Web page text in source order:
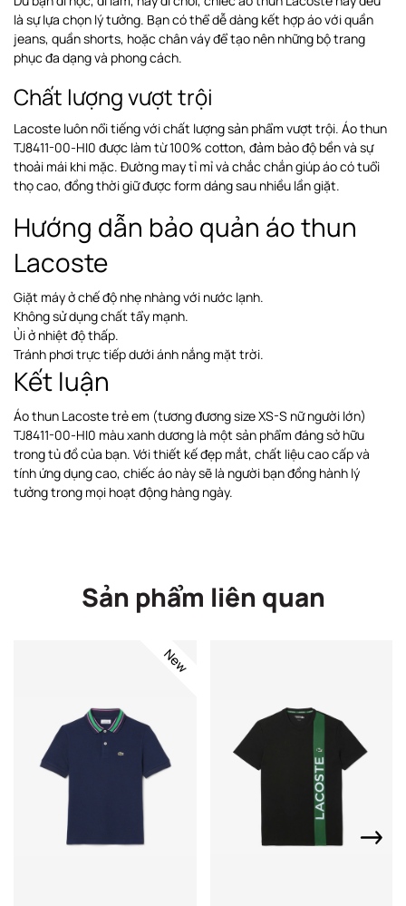
là sự lựa chọn lý tưởng. Bạn có thể dễ dàng kết hợp áo với quần
jeans, quần shorts, hoặc chân váy để tạo nên những bộ trang
phục đa dạng và phong cách.
Chất lượng vượt trội
Lacoste luôn nổi tiếng với chất lượng sản phẩm vượt trội. Áo thun
TJ8411-00-HI0 được làm từ 100% cotton, đảm bảo độ bền và sự
thoải mái khi mặc. Đường may tỉ mỉ và chắc chắn giúp áo có tuổi
thọ cao, đồng thời giữ được form dáng sau nhiều lần giặt.
Hướng dẫn bảo quản áo thun
Lacoste
Giặt máy ở chế độ nhẹ nhàng với nước lạnh.
Không sử dụng chất tẩy mạnh.
Ủi ở nhiệt độ thấp.
Tránh phơi trực tiếp dưới ánh nắng mặt trời.
Kết luận
Áo thun Lacoste trẻ em (tương đương size XS-S nữ người lớn)
TJ8411-00-HI0 màu xanh dương là một sản phẩm đáng sở hữu
trong tủ đồ của bạn. Với thiết kế đẹp mắt, chất liệu cao cấp và
tính ứng dụng cao, chiếc áo này sẽ là người bạn đồng hành lý
tưởng trong mọi hoạt động hàng ngày.
Sản phẩm liên quan
New